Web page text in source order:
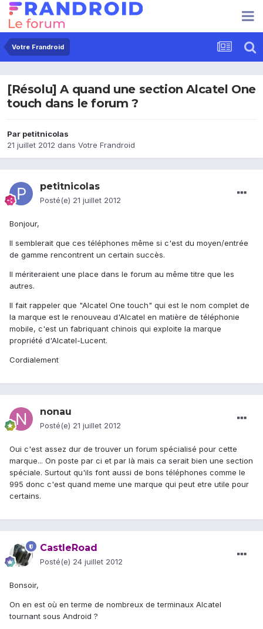
Votre Frandroid
[Résolu] A quand une section Alcatel One
touch dans le forum ?
Par petitnicolas
21 juillet 2012 dans Votre Frandroid
petitnicolas
Posté(e) 21 juillet 2012
Bonjour,
Il semblerait que ces téléphones même si c'est du moyen/entrée
de gamme rencontrent un certain succès.
Il mériteraient une place dans le forum au même titre que les
autres.
Il fait rappeler que "Alcatel One touch" qui est le nom complet de
la marque est le renouveau d'Alcatel en matière de téléphonie
mobile, c'est un fabriquant chinois qui exploite la marque
propriété d'Alcatel-Lucent.
Cordialement
nonau
Posté(e) 21 juillet 2012
Oui c'est assez dur de trouver un forum spécialisé pour cette
marque... On poste par ci et par là mais ca serait bien une section
spéciale. Surtout qu'ils font aussi de bons téléphones comme le
995 donc c'est quand meme une marque qui peut etre utile pour
certains.
CastleRoad
Posté(e) 24 juillet 2012
Bonsoir,
On en est où en terme de nombreux de terminaux Alcatel
tournant sous Android ?